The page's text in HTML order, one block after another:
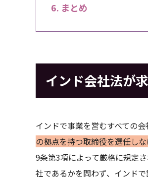
まとめ
インド会社法が
インドで事業を営むすべての
の拠点を持つ取締役を選任しな
9条第3項によって厳格に規定
社であるかを問わず、インド